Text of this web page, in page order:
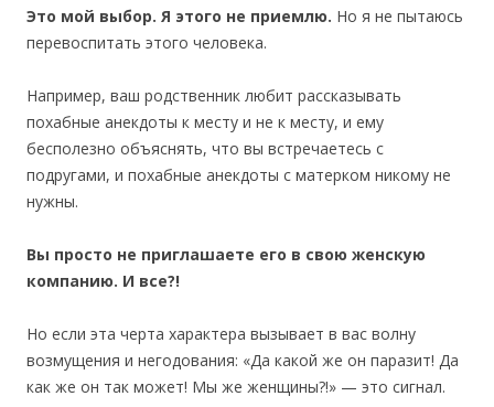
Это мой выбор. Я этого не приемлю. Но я не пытаюсь
перевоспитать этого человека.
Например, ваш родственник любит рассказывать
похабные анекдоты к месту и не к месту, и ему
бесполезно объяснять, что вы встречаетесь с
подругами, и похабные анекдоты с матерком никому не
нужны.
Вы просто не приглашаете его в свою женскую
компанию. И все?!
Но если эта черта характера вызывает в вас волну
возмущения и негодования: «Да какой же он паразит! Да
как же он так может! Мы же женщины?!» — это сигнал.